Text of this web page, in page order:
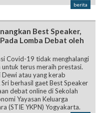
berita
Best Speaker,
Lomba Debat oleh
Covid-19 tidak menghalangi
untuk terus meraih prestasi.
Dewi atau yang kerab
berhasil gaet Best Speaker
debat online di Sekolah
Yayasan Keluarga
(STIE YKPN) Yogyakarta.